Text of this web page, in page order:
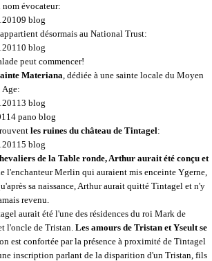
nom évocateur:
désormais au National Trust:
peut commencer!
Materiana, dédiée à une sainte locale du Moyen
Age:
les ruines du château de Tintagel:
de la Table ronde, Arthur aurait été conçu et
l'enchanteur Merlin qui auraient mis enceinte Ygerne,
sa naissance, Arthur aurait quitté Tintagel et n'y
revenu.
aurait été l'une des résidences du roi Mark de
l'oncle de Tristan. Les amours de Tristan et Yseult se
est confortée par la présence à proximité de Tintagel
inscription parlant de la disparition d'un Tristan, fils